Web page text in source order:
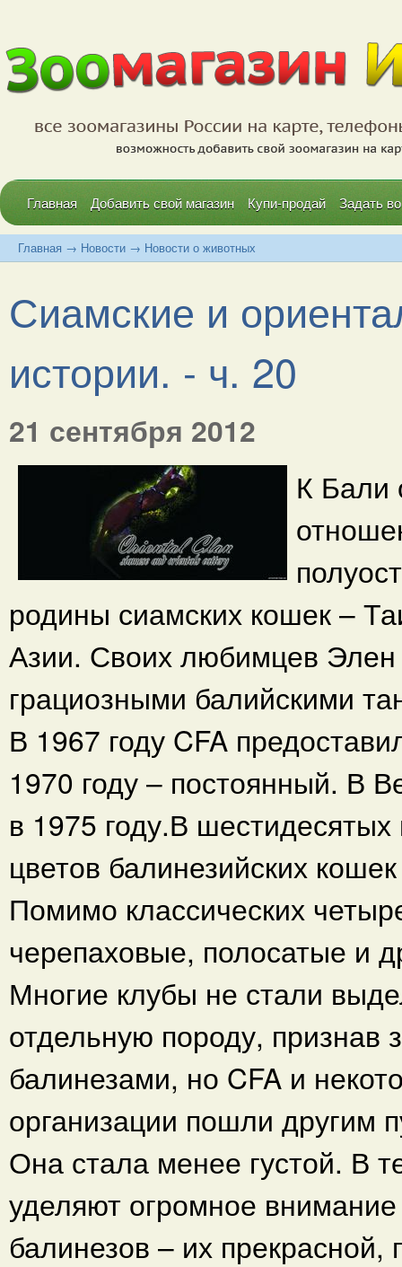
Главная Добавить свой магазин Купи-продай Задать
Главная → Новости → Новости о животных
Сиамские и
истории. - ч. 20
21 сентября 2012
К Бали
родины сиамских кошек –
Азии. Своих любимцев
грациозными балийскими
В 1967 году CFA
1970 году – постоянный. В
в 1975 году.В
цветов балинезийских
Помимо классических
черепаховые, полосатые и
Многие клубы не стали
отдельную породу, признав
балинезами, но CFA и
организации пошли другим
Она стала менее густой. В
уделяют огромное
балинезов – их